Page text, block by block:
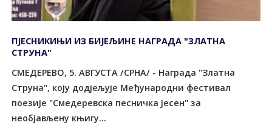
ПЈЕСНИКИЊИ ИЗ БИЈЕЉИНЕ НАГРАДА "ЗЛАТНА
СТРУНА"
СМЕДЕРЕВО, 5. АВГУСТА /СРНА/ - Награда "Златна
Струна", коју додјељује Међународни фестивал
поезије "Смедеревска песничка јесен" за
необјављену књигу...